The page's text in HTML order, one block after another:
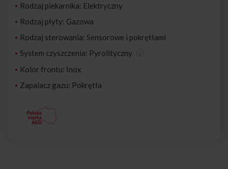
Rodzaj piekarnika: Elektryczny
Rodzaj płyty: Gazowa
Rodzaj sterowania: Sensorowe i pokrętłami
System czyszczenia: Pyrolityczny
Kolor frontu: Inox
Zapalacz gazu: Pokrętła